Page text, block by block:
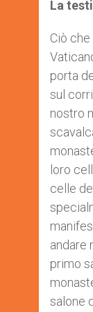
La
Ciò
porta
sul
nostro
loro
celle
andare
primo
salone